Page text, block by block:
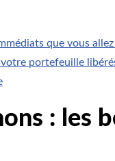
que vous
portefeuille
: les